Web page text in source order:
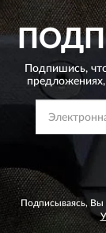
Подпишись,
предложениях,
Подписываясь, Вы